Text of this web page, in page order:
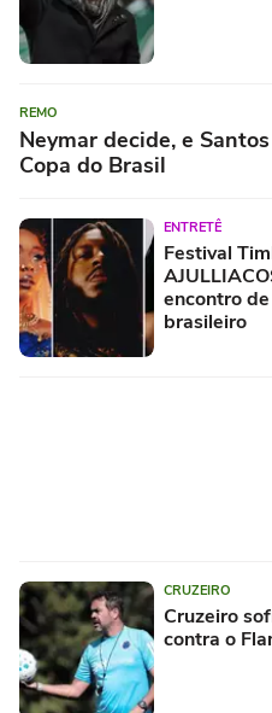
REMO
Neymar decide, e
Copa do Brasil
ENTRETÊ
Festival
encontro
brasileiro
CRUZEIRO
Cruzeiro
contra o